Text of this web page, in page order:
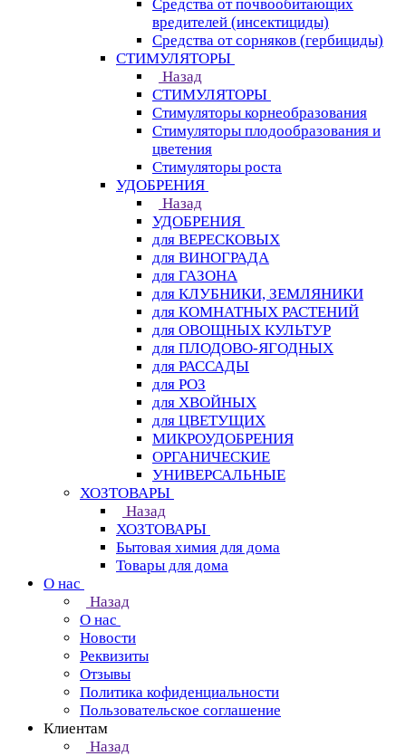
Средства от почвообитающих
вредителей (инсектициды)
Средства от сорняков (гербициды)
СТИМУЛЯТОРЫ
Назад
СТИМУЛЯТОРЫ
Стимуляторы корнеобразования
Стимуляторы плодообразования и
цветения
Стимуляторы роста
УДОБРЕНИЯ
Назад
УДОБРЕНИЯ
для ВЕРЕСКОВЫХ
для ВИНОГРАДА
для ГАЗОНА
для КЛУБНИКИ, ЗЕМЛЯНИКИ
для КОМНАТНЫХ РАСТЕНИЙ
для ОВОЩНЫХ КУЛЬТУР
для ПЛОДОВО-ЯГОДНЫХ
для РАССАДЫ
для РОЗ
для ХВОЙНЫХ
для ЦВЕТУЩИХ
МИКРОУДОБРЕНИЯ
ОРГАНИЧЕСКИЕ
УНИВЕРСАЛЬНЫЕ
ХОЗТОВАРЫ
Назад
ХОЗТОВАРЫ
Бытовая химия для дома
Товары для дома
О нас
Назад
О нас
Новости
Реквизиты
Отзывы
Политика кофиденциальности
Пользовательское соглашение
Клиентам
Назад